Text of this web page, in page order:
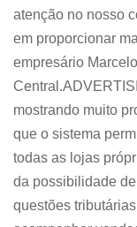
atenção no nosso
em proporcionar
empresário
mostrando muito
que o sistema
todas as lojas
da possibilidade
questões